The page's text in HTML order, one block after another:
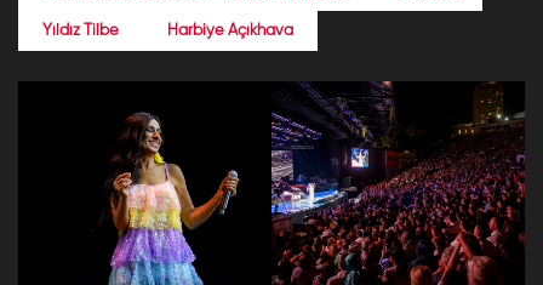
Yıldız Tilbe Harbiye Açıkhava